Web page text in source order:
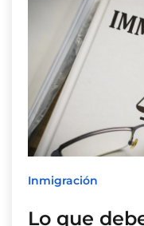
Inmigración
Lo que